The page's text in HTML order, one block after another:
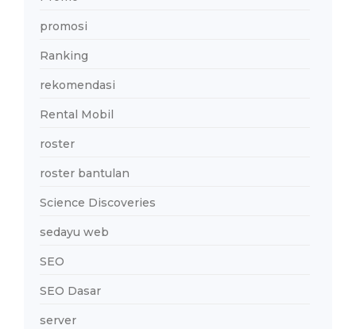
promosi
Ranking
rekomendasi
Rental Mobil
roster
roster bantulan
Science Discoveries
sedayu web
SEO
SEO Dasar
server